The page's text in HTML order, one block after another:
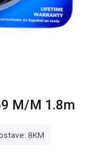
M/M 1.8m
8KM